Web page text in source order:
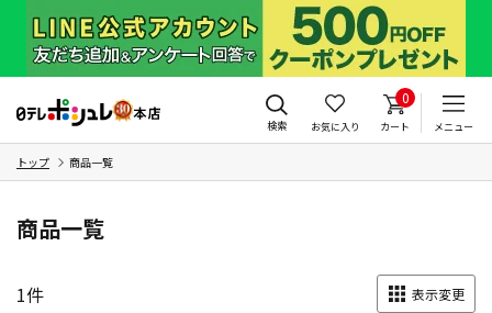
検索 お気に入り
0
カート メニュー
トップ 商品一覧
商品一覧
1件 表示変更